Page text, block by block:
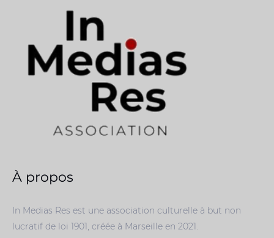
À propos
In Medias Res est une association culturelle à but non
lucratif de loi 1901, créée à Marseille en 2021.